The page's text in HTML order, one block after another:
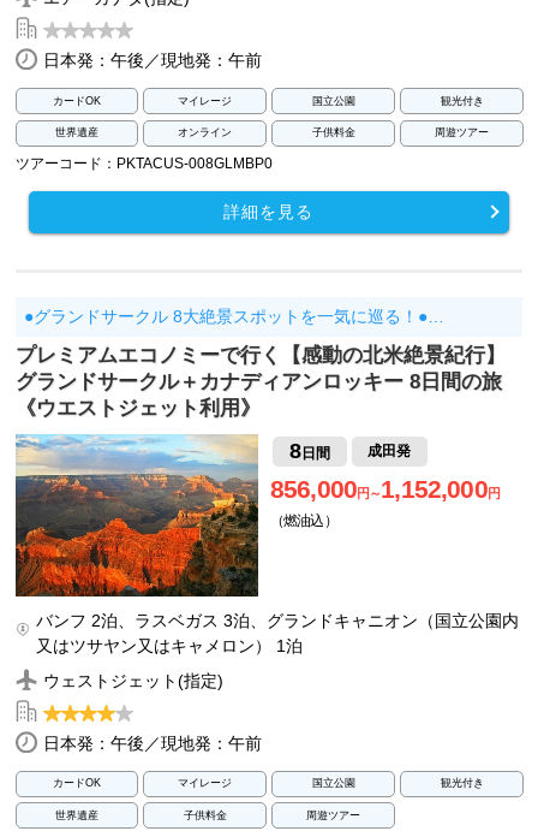
日本発：午後／現地発：午前
カードOK マイレージ 国立公園 観光付き
世界遺産 オンライン 子供料金 周遊ツアー
ツアーコード：PKTACUS-008GLMBP0
詳細を見る
●グランドサークル 8大絶景スポットを一気に巡る！●…
プレミアムエコノミーで行く【感動の北米絶景紀行】
グランドサークル＋カナディアンロッキー 8日間の旅
《ウエストジェット利用》
8日間 成田発
856,000円～1,152,000円
（燃油込）
バンフ 2泊、ラスベガス 3泊、グランドキャニオン（国立公園内
又はツサヤン又はキャメロン） 1泊
ウェストジェット(指定)
日本発：午後／現地発：午前
カードOK マイレージ 国立公園 観光付き
世界遺産 子供料金 周遊ツアー